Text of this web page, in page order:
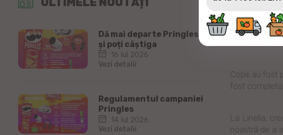
Dă mai departe Pringles
și poți câștiga
16 Iul 2026
Vezi detalii
Regulamentul campaniei
Pringles
14 Iul 2026
Vezi detalii
Piața Marii
împreună
Copiii au fost
fost
La Linella,
noastră de a